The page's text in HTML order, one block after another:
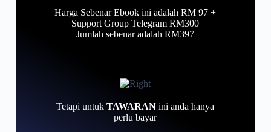
Harga Sebenar Ebook ini adalah RM 97 +
Support Group Telegram RM300
Jumlah sebenar adalah RM397
Tetapi untukTAWARANini anda hanya
perlu bayar